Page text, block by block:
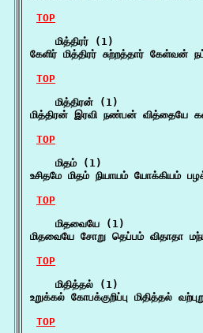
TOP
    மித்திரர் (1)
கேளிர் மித்திரர் சுற்றத்தார்
TOP
    மித்திரன் (1)
மித்திரன் இரவி நண்பன் வித்தையே
TOP
    மிதம் (1)
உசிதமே மிதம் நியாயம் யோக்கியம்
TOP
    மிதவையே (1)
மிதவையே சோறு தெப்பம்
TOP
    மிதித்தல் (1)
உறுக்கல் கோபக்குறிப்பு மிதித்தல்
TOP